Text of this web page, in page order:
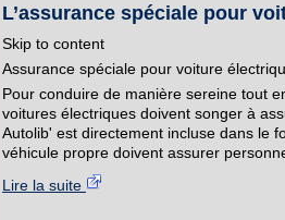
L’assurance spéciale pour
Skip to content
Assurance spéciale pour voiture
Pour conduire de manière sereine tout
voitures électriques doivent songer à
Autolib' est directement incluse dans le
véhicule propre doivent assurer
Lire la suite